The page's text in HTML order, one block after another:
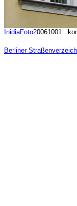
InidiaFoto20061001
Berliner